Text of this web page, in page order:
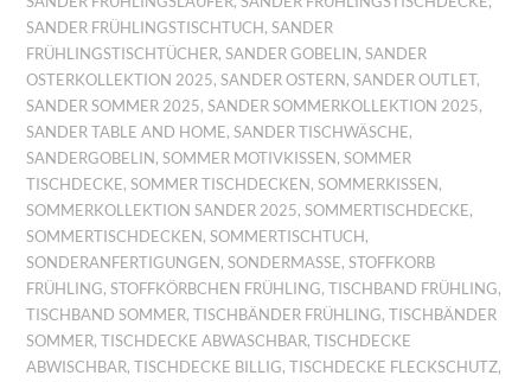
SANDER FRÜHLINGSTISCHTUCH ,SANDER
FRÜHLINGSTISCHTÜCHER,SANDER GOBELIN ,SANDER
OSTERKOLLEKTION 2025,SANDER OSTERN ,SANDER OUTLET,
SANDER SOMMER 2025,SANDER SOMMERKOLLEKTION 2025,
SANDER TABLE AND HOME,SANDER TISCHWÄSCHE,
SANDERGOBELIN ,SOMMER MOTIVKISSEN ,SOMMER
TISCHDECKE,SOMMER TISCHDECKEN ,SOMMERKISSEN ,
SOMMERKOLLEKTION SANDER 2025,SOMMERTISCHDECKE,
SOMMERTISCHDECKEN ,SOMMERTISCHTUCH ,
SONDERANFERTIGUNGEN ,SONDERMASSE ,STOFFKORB
FRÜHLING,STOFFKÖRBCHEN FRÜHLING,TISCHBAND FRÜHLING,
TISCHBAND SOMMER,TISCHBÄNDER FRÜHLING,TISCHBÄNDER
SOMMER,TISCHDECKE ABWASCHBAR,TISCHDECKE
ABWISCHBAR,TISCHDECKE BILLIG,TISCHDECKE FLECKSCHUTZ,